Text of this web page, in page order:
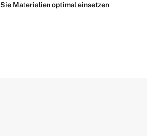
Sie Materialien optimal einsetzen